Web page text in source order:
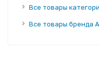
Все товары
Все товары бренда